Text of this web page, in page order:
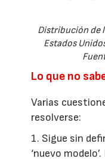
Distribución de
Estados
Lo que no
Varias
resolverse:
1. Sigue sin
‘nuevo